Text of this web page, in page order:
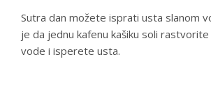
Sutra dan možete isprati usta slanom
je da jednu kafenu kašiku soli rastvorite
vode i isperete usta.